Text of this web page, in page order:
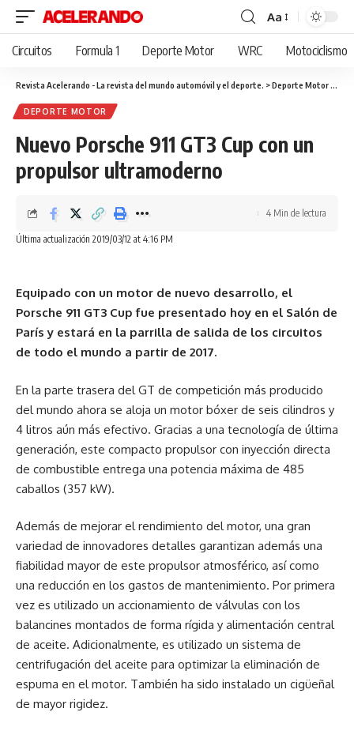
Cambiar
tamaño
fuente
Aa
Circuitos Formula 1 Deporte Motor WRC Motociclismo
Revista Acelerando - La revista del mundo automóvil y el deporte. >Deporte Motor
DEPORTE MOTOR
Nuevo Porsche 911 GT3 Cup con un
propulsor ultramoderno
Última actualización 2019/03/12 at 4:16 PM
4 Min de lectura
Equipado con un motor de nuevo desarrollo, el
Porsche 911 GT3 Cup fue presentado hoy en el Salón de
París y estará en la parrilla de salida de los circuitos
de todo el mundo a partir de 2017.
En la parte trasera del GT de competición más producido
del mundo ahora se aloja un motor bóxer de seis cilindros y
4 litros aún más efectivo. Gracias a una tecnología de última
generación, este compacto propulsor con inyección directa
de combustible entrega una potencia máxima de 485
caballos (357 kW).
Además de mejorar el rendimiento del motor, una gran
variedad de innovadores detalles garantizan además una
fiabilidad mayor de este propulsor atmosférico, así como
una reducción en los gastos de mantenimiento. Por primera
vez es utilizado un accionamiento de válvulas con los
balancines montados de forma rígida y alimentación central
de aceite. Adicionalmente, es utilizado un sistema de
centrifugación del aceite para optimizar la eliminación de
espuma en el motor. También ha sido instalado un cigüeñal
de mayor rigidez.